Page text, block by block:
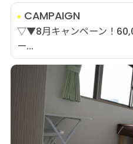
CAMPAIGN
▽▼8月キャンペーン！
ー...